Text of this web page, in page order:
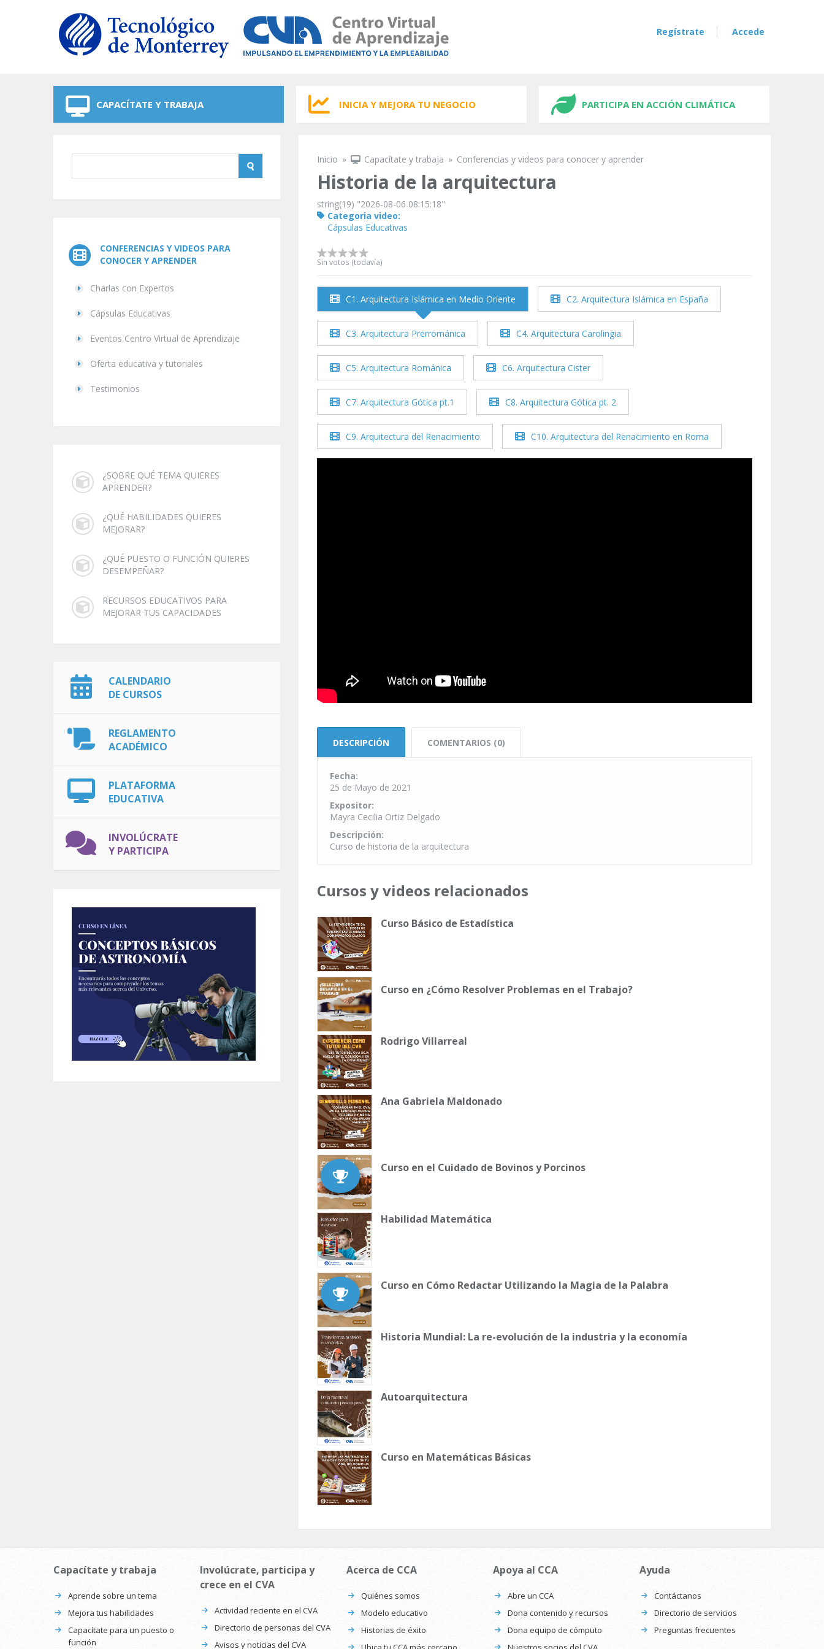
Regístrate Accede
CAPACÍTATE Y TRABAJA INICIA Y MEJORA TU NEGOCIO PARTICIPA EN ACCIÓN CLIMÁTICA
CONFERENCIAS Y VIDEOS PARA
CONOCER Y APRENDER
Charlas con Expertos
Cápsulas Educativas
Eventos Centro Virtual de Aprendizaje
Oferta educativa y tutoriales
Testimonios
¿SOBRE QUÉ TEMA QUIERES
APRENDER?
¿QUÉ HABILIDADES QUIERES
MEJORAR?
¿QUÉ PUESTO O FUNCIÓN QUIERES
DESEMPEÑAR?
RECURSOS EDUCATIVOS PARA
MEJORAR TUS CAPACIDADES
CALENDARIO
DE CURSOS
REGLAMENTO
ACADÉMICO
PLATAFORMA
EDUCATIVA
INVOLÚCRATE
Y PARTICIPA
Se encuentra usted aquí
Inicio » Capacítate y trabaja » Conferencias y videos para conocer y aprender
Historia de la arquitectura
string(19) "2026-08-06 08:15:18"
Categoria video:
Cápsulas Educativas
Sin votos (todavía)
C1. Arquitectura Islámica en Medio Oriente C2. Arquitectura Islámica en España
C3. Arquitectura Prerrománica C4. Arquitectura Carolingia
C5. Arquitectura Románica C6. Arquitectura Cister
C7. Arquitectura Gótica pt.1 C8. Arquitectura Gótica pt. 2
C9. Arquitectura del Renacimiento C10. Arquitectura del Renacimiento en Roma
DESCRIPCIÓN COMENTARIOS (0)
Fecha:
25 de Mayo de 2021
Expositor:
Mayra Cecilia Ortiz Delgado
Descripción:
Curso de historia de la arquitectura
Cursos y videos relacionados
Curso Básico de Estadística
Curso en ¿Cómo Resolver Problemas en el Trabajo?
Rodrigo Villarreal
Ana Gabriela Maldonado
Curso en el Cuidado de Bovinos y Porcinos
Habilidad Matemática
Curso en Cómo Redactar Utilizando la Magia de la Palabra
Historia Mundial: La re-evolución de la industria y la economía
Autoarquitectura
Curso en Matemáticas Básicas
Capacítate y trabaja
Aprende sobre un tema
Mejora tus habilidades
Capacítate para un puesto o
función
Involúcrate, participa y
crece en el CVA
Actividad reciente en el CVA
Directorio de personas del CVA
Avisos y noticias del CVA
Acerca de CCA
Quiénes somos
Modelo educativo
Historias de éxito
Apoya al CCA
Abre un CCA
Dona contenido y recursos
Dona equipo de cómputo
Ayuda
Contáctanos
Directorio de servicios
Preguntas frecuentes